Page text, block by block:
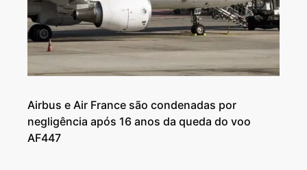
Airbus e Air France são condenadas por
negligência após 16 anos da queda do voo
AF447